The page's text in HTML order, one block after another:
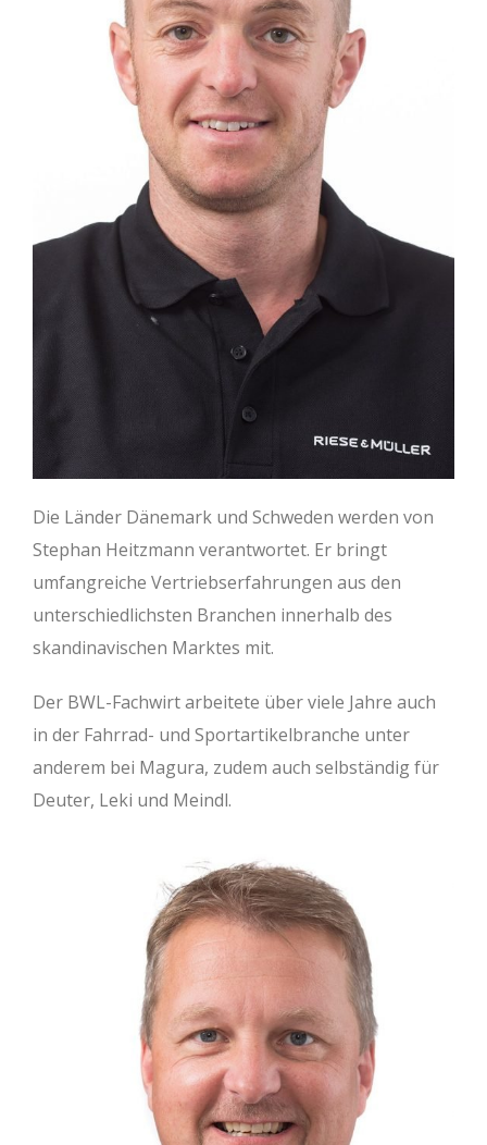
Die Länder Dänemark und Schweden werden von
Stephan Heitzmann verantwortet. Er bringt
umfangreiche Vertriebserfahrungen aus den
unterschiedlichsten Branchen innerhalb des
skandinavischen Marktes mit.
Der BWL-Fachwirt arbeitete über viele Jahre auch
in der Fahrrad- und Sportartikelbranche unter
anderem bei Magura, zudem auch selbständig für
Deuter, Leki und Meindl.